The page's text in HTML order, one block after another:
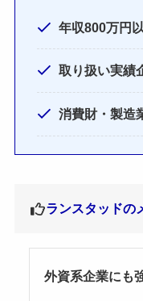
年収800万円
取り扱い実績
消費財・製造
ランスタッドの
外資系企業にも